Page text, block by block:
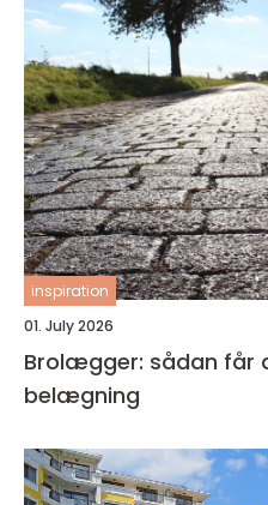
inspiration
01. July 2026
Brolægger: sådan får
belægning